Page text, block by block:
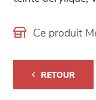
Ce produit
RETOUR